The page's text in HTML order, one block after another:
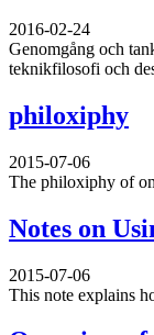
2016-02-24
Genomgång och
teknikfilosofi och
philoxiphy
2015-07-06
The philoxiphy of
Notes on
2015-07-06
This note explains